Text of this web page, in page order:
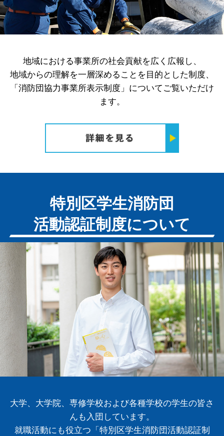
地域における事業所の社会貢献を広く広報し、
地域からの理解を一層深めることを目的とした制度、
「消防団協力事業所表示制度」についてご覧いただけ
ます。
特別区学生消防団
活動認証制度について
大学、大学院、専修学校および各種学校の学生の皆さ
んも入団しています。
就職活動にも役立つ「特別区学生消防団活動認証制